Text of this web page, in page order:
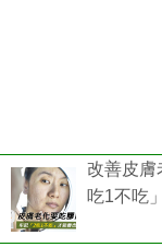
改善皮
吃1不吃